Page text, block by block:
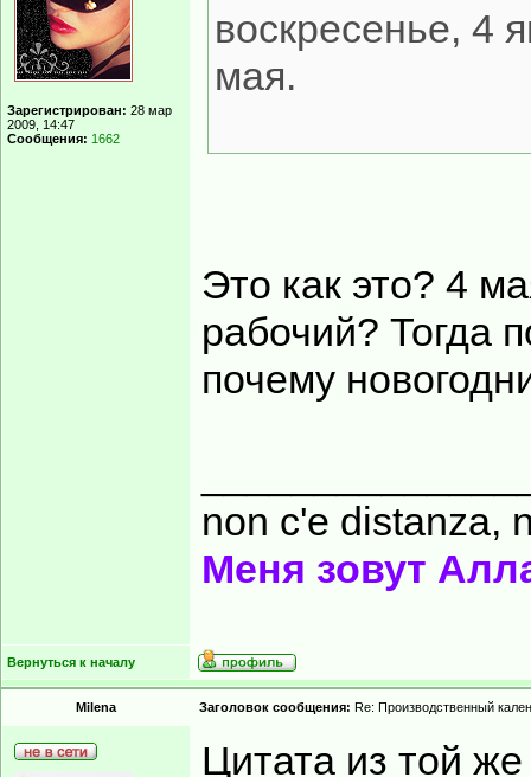
Зарегистрирован: 28 мар
2009, 14:47
Сообщения: 1662
воскресенье, 4
мая.
Это как это? 4
рабочий? Тогда
почему
non c'e distanza,
Меня зовут
Вернуться к началу
Milena Заголовок сообщения: Re: Производственный
Цитата из той же